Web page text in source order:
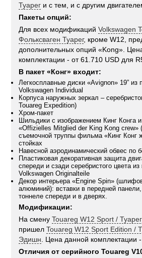
Туарег и с тем, и с другим
Пакеты опций:
Для всех модификацийVolkswagen
Фольксваген Туарег, кроме W12,
дополнительных опций «Kong».
комплектации - от 61.710 USD для
В пакет «Конг» входит:
Легкосплавные диски «Avignon» 19” из
Volkswagen Individual
Корпуса наружных зеркал –
Touareg Expedition)
Хром-пакет
Шильдики с изображением Кинг Конга
«Offizielles Mitglied der King Kong
съемочной труппы фильма «Кинг Конг
стойках
Навесной аэродинамический обвес по
Пластиковая декоративная защита
спереди и сзади серебристого цвета из
Volkswagen Originalteile
Декор интерьера «Engine Spin»
алюминий): вставки в передней
тоннеле спереди и в дверях.
Модификации:
На сменуTouareg W12 Sport /
пришелTouareg W12 Sport Edition /
Эдишн . Цена данной комплектации
Отличия от серийного Touareg